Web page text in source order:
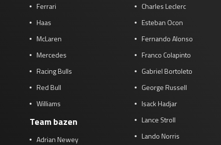
Ferrari
Haas
McLaren
Mercedes
Racing Bulls
Red Bull
Williams
Team bazen
Adrian Newey
Charles Leclerc
Esteban Ocon
Fernando Alonso
Franco Colapinto
Gabriel Bortoleto
George Russell
Isack Hadjar
Lance Stroll
Lando Norris